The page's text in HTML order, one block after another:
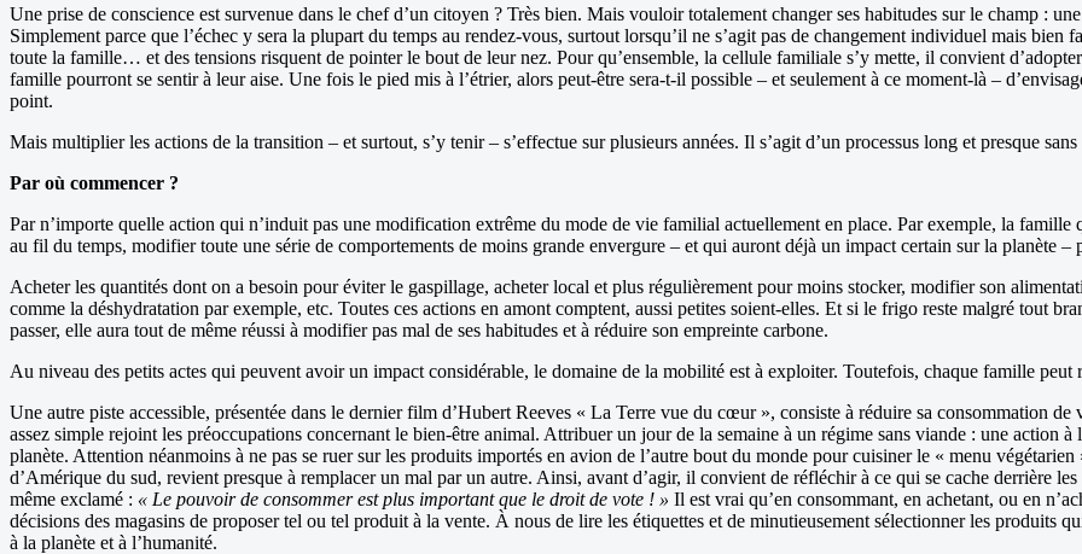
Une prise de conscience est survenue dans le chef d’un citoyen ? Très bien. Mais vouloir totalement changer ses habitudes sur le champ :
Simplement parce que l’échec y sera la plupart du temps au rendez-vous, surtout lorsqu’il ne s’agit pas de changement individuel mais
toute la famille… et des tensions risquent de pointer le bout de leur nez. Pour qu’ensemble, la cellule familiale s’y mette, il convient
famille pourront se sentir à leur aise. Une fois le pied mis à l’étrier, alors peut-être sera-t-il possible – et seulement à ce moment-là –
point.
Mais multiplier les actions de la transition – et surtout, s’y tenir – s’effectue sur plusieurs années. Il s’agit d’un processus long et presque
Par où commencer ?
Par n’importe quelle action qui n’induit pas une modification extrême du mode de vie familial actuellement en place. Par exemple, la
au fil du temps, modifier toute une série de comportements de moins grande envergure – et qui auront déjà un impact certain sur la planète
Acheter les quantités dont on a besoin pour éviter le gaspillage, acheter local et plus régulièrement pour moins stocker, modifier son
comme la déshydratation par exemple, etc. Toutes ces actions en amont comptent, aussi petites soient-elles. Et si le frigo reste malgré tout
passer, elle aura tout de même réussi à modifier pas mal de ses habitudes et à réduire son empreinte carbone.
Au niveau des petits actes qui peuvent avoir un impact considérable, le domaine de la mobilité est à exploiter. Toutefois, chaque famille
Une autre piste accessible, présentée dans le dernier film d’Hubert Reeves « La Terre vue du cœur », consiste à réduire sa consommation
assez simple rejoint les préoccupations concernant le bien-être animal. Attribuer un jour de la semaine à un régime sans viande : une action
planète. Attention néanmoins à ne pas se ruer sur les produits importés en avion de l’autre bout du monde pour cuisiner le « menu
d’Amérique du sud, revient presque à remplacer un mal par un autre. Ainsi, avant d’agir, il convient de réfléchir à ce qui se cache derrière
même exclamé : « Le pouvoir de consommer est plus important que le droit de vote ! » Il est vrai qu’en consommant, en achetant, ou en
décisions des magasins de proposer tel ou tel produit à la vente. À nous de lire les étiquettes et de minutieusement sélectionner les produits
à la planète et à l’humanité.